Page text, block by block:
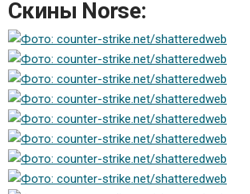
Скины Norse: